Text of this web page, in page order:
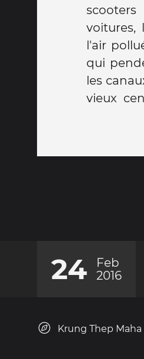
voitures,
l'air
qui
les
vieux
autour,
de la
Praya, le
24
Feb
2016
Krung Thep